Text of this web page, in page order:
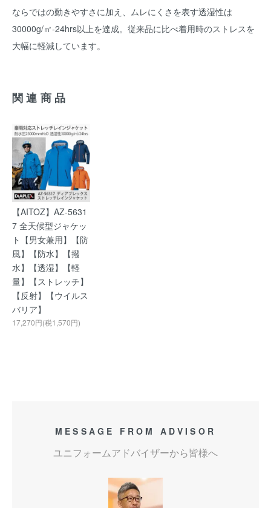
ならではの動きやすさに加え、ムレにくさを表す透湿性は
30000g/㎡-24hrs以上を達成。従来品に比べ着用時のストレスを
大幅に軽減しています。
関連商品
【AITOZ】AZ-5631
7 全天候型ジャケッ
ト【男女兼用】【防
風】【防水】【撥
水】【透湿】【軽
量】【ストレッチ】
【反射】【ウイルス
バリア】
17,270円(税1,570円)
MESSAGE FROM ADVISOR
ユニフォームアドバイザーから皆様へ